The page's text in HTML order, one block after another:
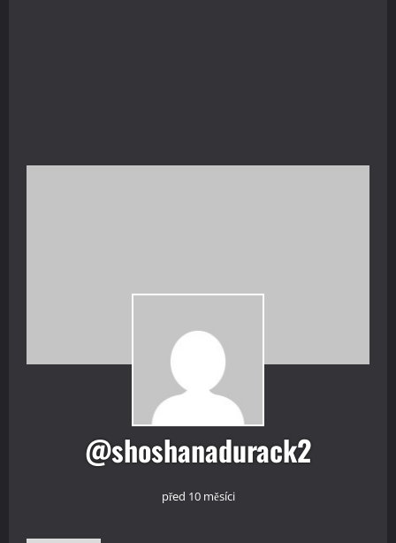
@shoshanadurack2
před 10 měsíci